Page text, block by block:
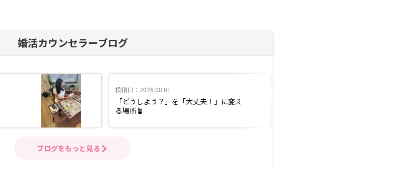
婚活カウンセラーブログ
投稿日：2026.08.01
「どうしよう？」を「大丈夫！」に変え
る場所🪴
ブログをもっと見る